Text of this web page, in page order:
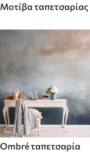
Μοτίβα ταπετσαρίας
Ombré ταπετσαρία